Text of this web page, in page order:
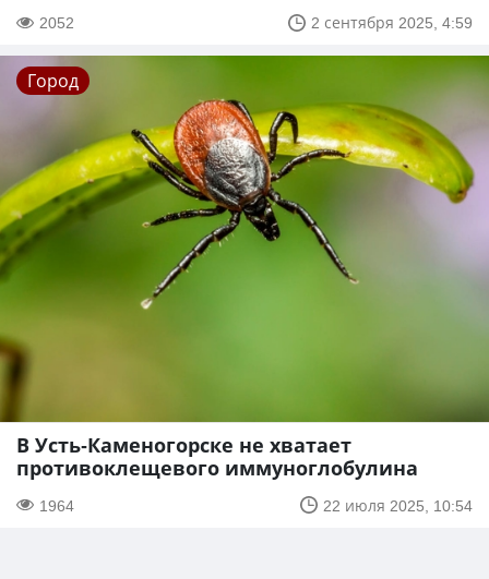
2052 2 сентября 2025, 4:59
Город
В Усть-Каменогорске не хватает
противоклещевого иммуноглобулина
1964 22 июля 2025, 10:54